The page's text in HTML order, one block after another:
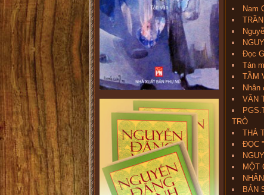
Nam
Đọc
Tản
TẦM
Nhân
VĂN
TRÒ
THẢ
ĐỌC
MỘT
BẢN